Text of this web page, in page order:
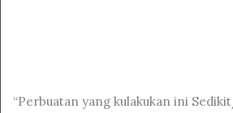
“Perbuatan yang kulakukan ini